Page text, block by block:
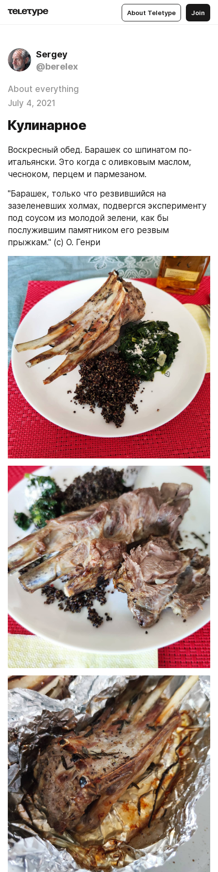
About Teletype Join
Sergey
@berelex
About everything
July 4, 2021
Кулинарное
Воскресный обед. Барашек со шпинатом по-
итальянски. Это когда с оливковым маслом,
чесноком, перцем и пармезаном.
"Барашек, только что резвившийся на
зазеленевших холмах, подвергся эксперименту
под соусом из молодой зелени, как бы
послужившим памятником его резвым
прыжкам." (с) О. Генри